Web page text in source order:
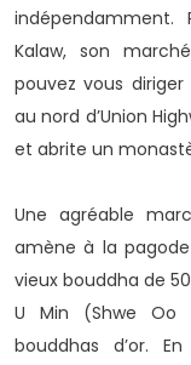
indépendamment.
Kalaw, son
pouvez vous
au nord d’Union
et abrite un
Une agréable
amène à la
vieux bouddha de
U Min (Shwe Oo
bouddhas d’or.